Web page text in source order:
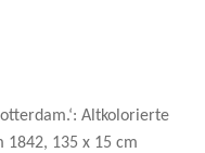
Altkolorierte
1842, 135 x 15 cm